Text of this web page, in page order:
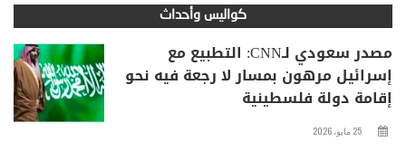
كواليس وأحداث
مصدر سعودي لـCNN: التطبيع مع
إسرائيل مرهون بمسار لا رجعة فيه نحو
إقامة دولة فلسطينية
25 مايو، 2026